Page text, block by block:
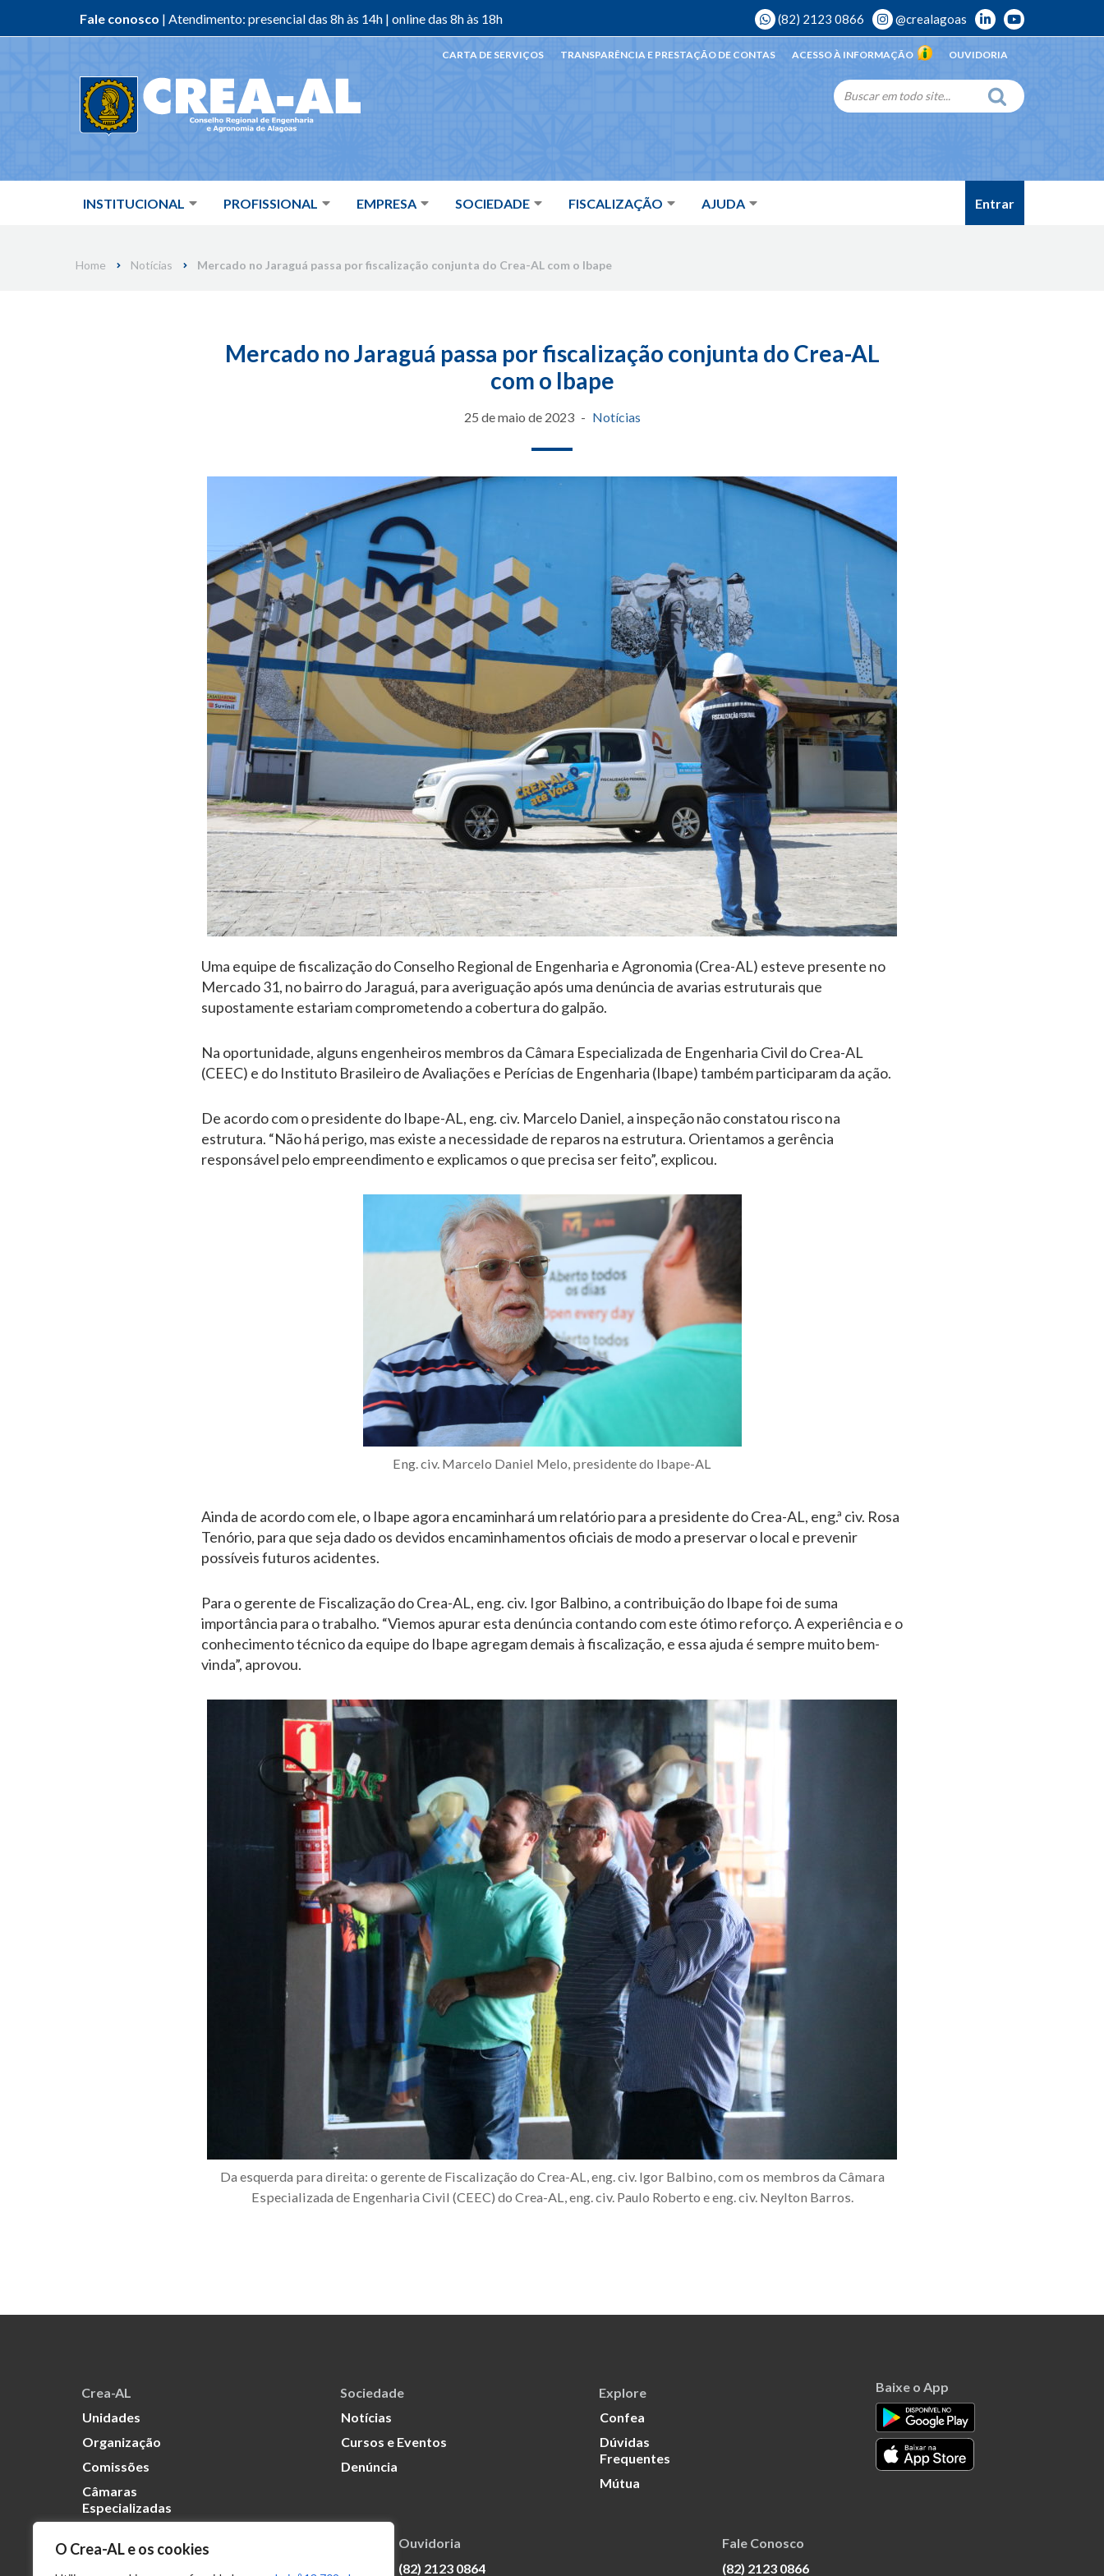
O Crea-AL e os cookies
Fale conosco | Atendimento: presencial das 8h às 14h | online das 8h às 18h (82) 2123 0866 @crealagoas
INSTITUCIONAL PROFISSIONAL EMPRESA SOCIEDADE FISCALIZAÇÃO AJUDA
OUVIDORIA
ACESSO À INFORMAÇÃO
TRANSPARÊNCIA E PRESTAÇÃO DE CONTAS
CARTA DE SERVIÇOS
Entrar
Home Notícias Mercado no Jaraguá passa por fiscalização conjunta do Crea-AL com o Ibape
Mercado no Jaraguá passa por fiscalização conjunta do Crea-AL
com o Ibape
25 de maio de 2023 Notícias
Uma equipe de fiscalização do Conselho Regional de Engenharia e Agronomia (Crea-AL) esteve presente no
Mercado 31, no bairro do Jaraguá, para averiguação após uma denúncia de avarias estruturais que
supostamente estariam comprometendo a cobertura do galpão.
Na oportunidade, alguns engenheiros membros da Câmara Especializada de Engenharia Civil do Crea-AL
(CEEC) e do Instituto Brasileiro de Avaliações e Perícias de Engenharia (Ibape) também participaram da ação.
De acordo com o presidente do Ibape-AL, eng. civ. Marcelo Daniel, a inspeção não constatou risco na
estrutura. “Não há perigo, mas existe a necessidade de reparos na estrutura. Orientamos a gerência
responsável pelo empreendimento e explicamos o que precisa ser feito”, explicou.
Eng. civ. Marcelo Daniel Melo, presidente do Ibape-AL
Ainda de acordo com ele, o Ibape agora encaminhará um relatório para a presidente do Crea-AL, eng.ª civ. Rosa
Tenório, para que seja dado os devidos encaminhamentos oficiais de modo a preservar o local e prevenir
possíveis futuros acidentes.
Para o gerente de Fiscalização do Crea-AL, eng. civ. Igor Balbino, a contribuição do Ibape foi de suma
importância para o trabalho. “Viemos apurar esta denúncia contando com este ótimo reforço. A experiência e o
conhecimento técnico da equipe do Ibape agregam demais à fiscalização, e essa ajuda é sempre muito bem-
vinda”, aprovou.
Da esquerda para direita: o gerente de Fiscalização do Crea-AL, eng. civ. Igor Balbino, com os membros da Câmara
Especializada de Engenharia Civil (CEEC) do Crea-AL, eng. civ. Paulo Roberto e eng. civ. Neylton Barros.
Crea-AL
Unidades
Organização
Comissões
Câmaras
Especializadas
Sociedade
Notícias
Cursos e Eventos
Denúncia
Explore
Confea
Dúvidas
Frequentes
Mútua
Baixe o App
Transparência
Ouvidoria
(82) 2123 0864
Fale Conosco
(82) 2123 0866